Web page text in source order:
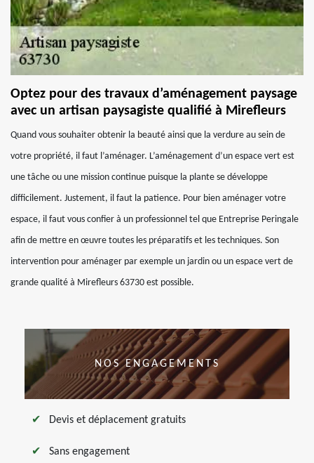
Optez pour des travaux d’aménagement paysage
avec un artisan paysagiste qualifié à Mirefleurs
Quand vous souhaiter obtenir la beauté ainsi que la verdure au sein de
votre propriété, il faut l’aménager. L’aménagement d’un espace vert est
une tâche ou une mission continue puisque la plante se développe
difficilement. Justement, il faut la patience. Pour bien aménager votre
espace, il faut vous confier à un professionnel tel que Entreprise Peringale
afin de mettre en œuvre toutes les préparatifs et les techniques. Son
intervention pour aménager par exemple un jardin ou un espace vert de
grande qualité à Mirefleurs 63730 est possible.
NOS ENGAGEMENTS
Devis et déplacement gratuits
Sans engagement